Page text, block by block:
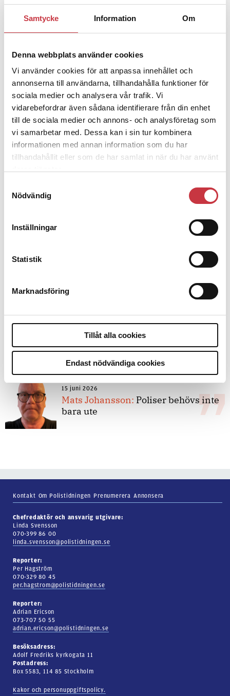
Samtycke Information Om
Denna webbplats använder cookies
Vi använder cookies för att anpassa innehållet och
annonserna till användarna, tillhandahålla funktioner för
sociala medier och analysera vår trafik. Vi
vidarebefordrar även sådana identifierare från din enhet
till de sociala medier och annons- och analysföretag som
vi samarbetar med. Dessa kan i sin tur kombinera
informationen med annan information som du har
tillhandahållit eller som de har samlat in när du har använt
Nödvändig
Inställningar
Statistik
Marknadsföring
Tillåt alla cookies
Endast nödvändiga cookies
Polisregionen erkänner fel: ”Kommer
att rättas till”
bakbinder polisen
Debatt:Med för höga krav på evidens
kan polisen inte göra något alls
15 juni 2026
Mats Johansson: Poliser behövs inte
bara ute
Kontakt Om Polistidningen Prenumerera Annonsera
Chefredaktör och ansvarig utgivare:
Linda Svensson
070-399 86 00
linda.svensson@polistidningen.se
Reporter:
Per Hagström
070-329 80 45
per.hagstrom@polistidningen.se
Reporter:
Adrian Ericson
073-707 50 55
adrian.ericson@polistidningen.se
Besöksadress:
Adolf Fredriks kyrkogata 11
Postadress:
Box 5583, 114 85 Stockholm
Kakor och personuppgiftspolicy.